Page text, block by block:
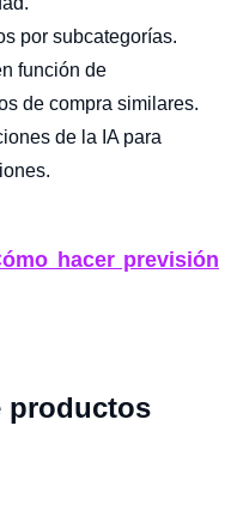
por subcategorías.
función de
de compra similares.
de la IA para
hacer previsión
productos